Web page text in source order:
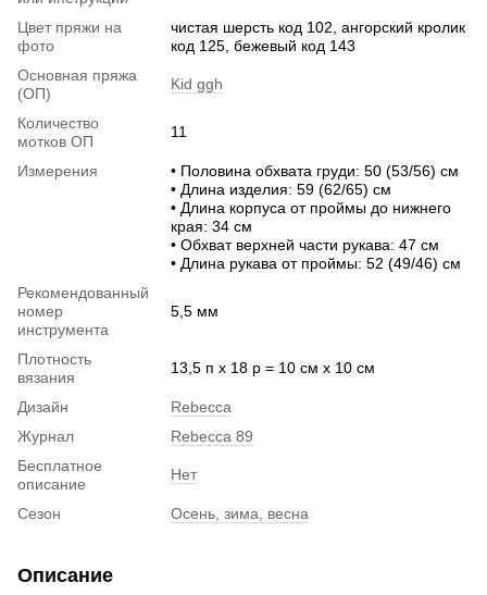
Цвет пряжи на
фото
чистая шерсть код 102, ангорский кролик
код 125, бежевый код 143
Основная пряжа
(ОП)
Kid ggh
Количество
мотков ОП
11
Измерения
• Половина обхвата груди: 50 (53/56) см
• Длина изделия: 59 (62/65) см
• Длина корпуса от проймы до нижнего
края: 34 см
• Обхват верхней части рукава: 47 см
• Длина рукава от проймы: 52 (49/46) см
Рекомендованный
номер
инструмента
5,5 мм
Плотность
вязания
13,5 п х 18 р = 10 см х 10 см
Дизайн
Rebecca
Журнал
Rebecca 89
Бесплатное
описание
Нет
Сезон Осень, зима, весна
Описание